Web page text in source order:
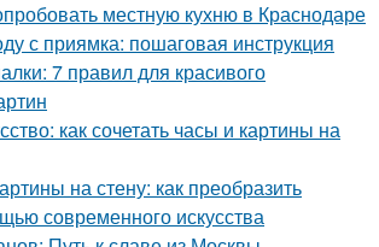
местную кухню в Краснодаре
с приямка: пошаговая инструкция
7 правил для красивого
как сочетать часы и картины на
на стену: как преобразить
современного искусства